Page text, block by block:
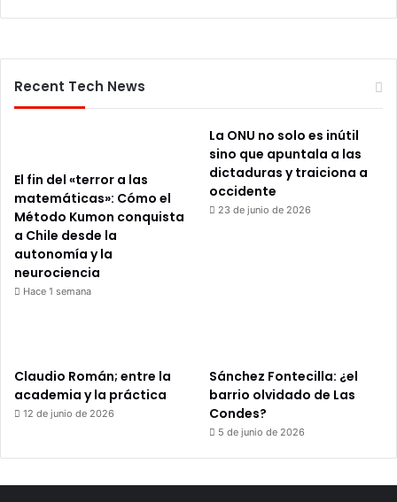
Recent Tech News
El fin del «terror a las
matemáticas»: Cómo el
Método Kumon conquista
a Chile desde la
autonomía y la
neurociencia
Hace 1 semana
La ONU no solo es inútil
sino que apuntala a las
dictaduras y traiciona a
occidente
23 de junio de 2026
Claudio Román; entre la
academia y la práctica
12 de junio de 2026
Sánchez Fontecilla: ¿el
barrio olvidado de Las
Condes?
5 de junio de 2026